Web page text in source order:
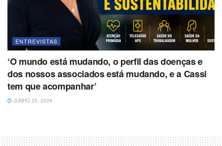
ENTREVISTAS
‘O mundo está mudando, o perfil das doenças e
dos nossos associados está mudando, e a Cassi
tem que acompanhar’
JUNHO 25, 2026